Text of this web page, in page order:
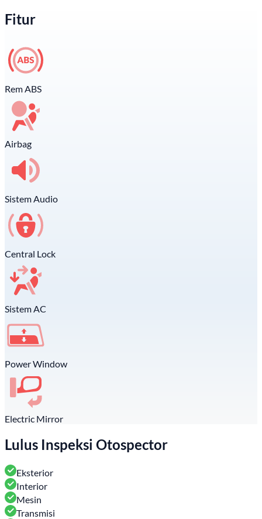
Fitur
Rem ABS
Airbag
Sistem Audio
Central Lock
Sistem AC
Power Window
Electric Mirror
Lulus Inspeksi Otospector
Eksterior
Interior
Mesin
Transmisi